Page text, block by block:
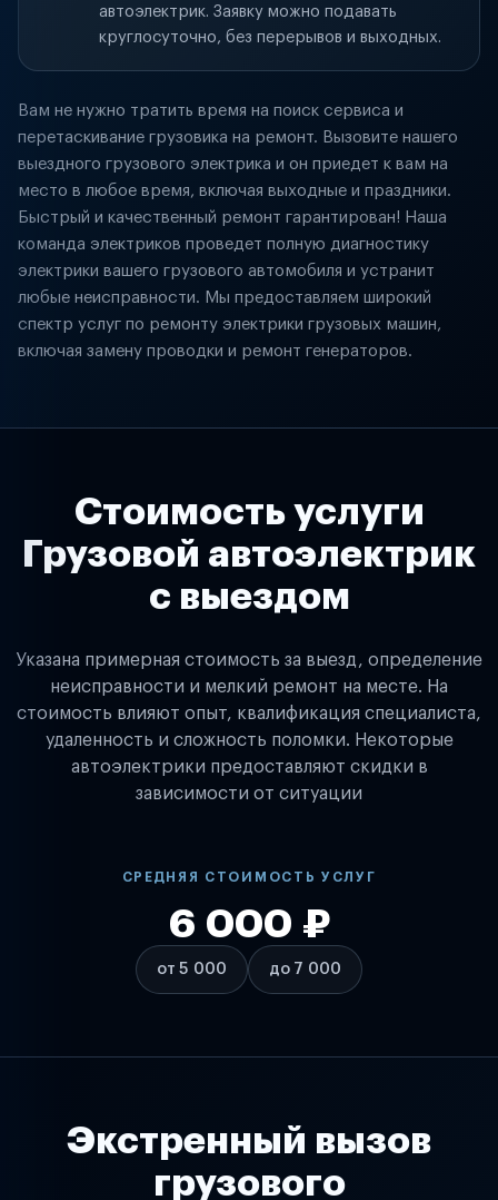
автоэлектрик. Заявку можно подавать
круглосуточно, без перерывов и выходных.
Вам не нужно тратить время на поиск сервиса и
перетаскивание грузовика на ремонт. Вызовите нашего
выездного грузового электрика и он приедет к вам на
место в любое время, включая выходные и праздники.
Быстрый и качественный ремонт гарантирован! Наша
команда электриков проведет полную диагностику
электрики вашего грузового автомобиля и устранит
любые неисправности. Мы предоставляем широкий
спектр услуг по ремонту электрики грузовых машин,
включая замену проводки и ремонт генераторов.
Стоимость услуги
Грузовой автоэлектрик
с выездом
Указана примерная стоимость за выезд, определение
неисправности и мелкий ремонт на месте. На
стоимость влияют опыт, квалификация специалиста,
удаленность и сложность поломки. Некоторые
автоэлектрики предоставляют скидки в
зависимости от ситуации
СРЕДНЯЯ СТОИМОСТЬ УСЛУГ
от 5 000
6 000 ₽
до 7 000
Экстренный вызов
грузового